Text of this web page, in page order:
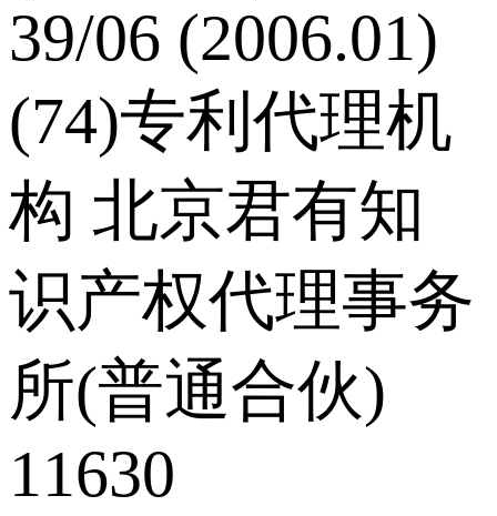
39/06 (2006.01)
(74)专利代理机
构 北京君有知
识产权代理事务
所(普通合伙)
11630